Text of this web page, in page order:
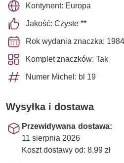
Kontynent: Europa
Jakość: Czyste **
Rok wydania znaczka: 1984
Komplet znaczków: Tak
Numer Michel: bl 19
Wysyłka i dostawa
Przewidywana dostawa:
11 sierpnia 2026
Koszt dostawy od: 8,99 zł